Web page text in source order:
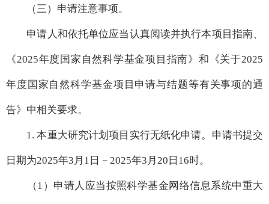
（三）申请注意事项。
申请人和依托单位应当认真阅读并执行本项目指南、
《2025年度国家自然科学基金项目指南》和《关于2025
年度国家自然科学基金项目申请与结题等有关事项的通
告》中相关要求。
1. 本重大研究计划项目实行无纸化申请。申请书提交
日期为2025年3月1日－2025年3月20日16时。
（1）申请人应当按照科学基金网络信息系统中重大